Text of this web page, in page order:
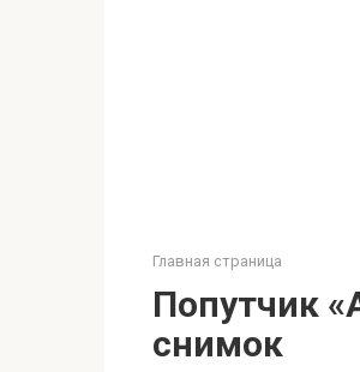
Главная страница
Попутчик
снимок